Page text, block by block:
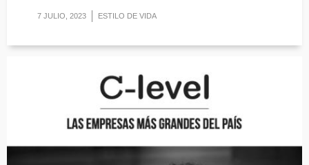
7 JULIO, 2023 ESTILO DE VIDA